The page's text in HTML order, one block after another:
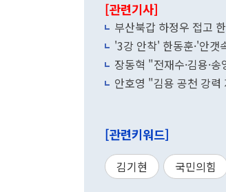
[관련기사]
부산북갑 하정우 접고
'3강 안착' 한동훈·'안
장동혁 "전재수·김용·
안호영 "김용 공천 강
[관련키워드]
김기현 국민의힘